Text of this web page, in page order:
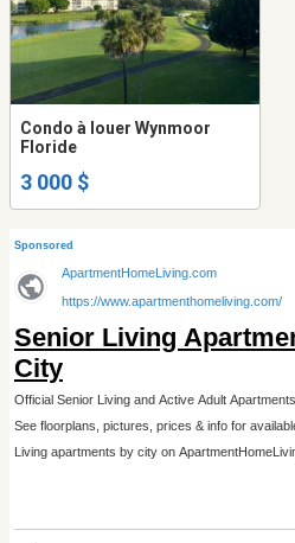
Condo à louer Wynmoor
Floride
3 000 $